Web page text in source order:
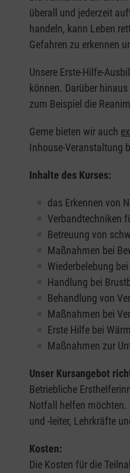
überall und jederzeit
handeln, kann Leben
Gefahren zu erkennen
Unsere Erste-Hilfe-
können. Darüber
zum Beispiel die
Gerne bieten wir auch
Inhouse-Veranstaltung
Inhalte des Kurses:
das Erkennen von
Verbandtechniken
Betreuung von
Maßnahmen bei
Wiederbelebung
Handlung bei
Behandlung von
Maßnahmen bei
Erste Hilfe bei
Maßnahmen zur
Unser Kursangebot
Betriebliche
Notfall helfen möchten.
und -leiter, Lehrkräfte
Kosten:
Die Kosten für die